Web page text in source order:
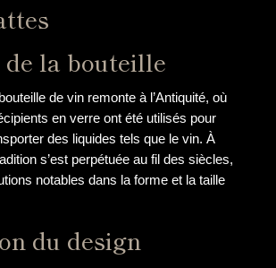
la bouteille
de vin remonte à l’Antiquité, où
en verre ont été utilisés pour
des liquides tels que le vin. À
s’est perpétuée au fil des siècles,
notables dans la forme et la taille
du design